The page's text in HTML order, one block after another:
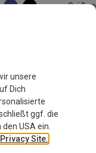
Größen
Rucksack
unsere
Dich
ggf. die
USA ein.
Site.